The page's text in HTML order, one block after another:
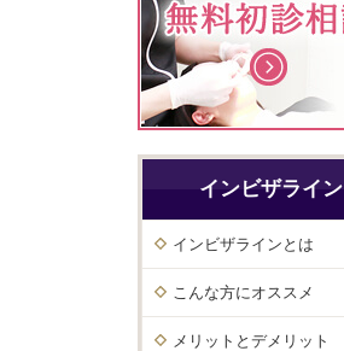
インビザライン
インビザラインとは
こんな方にオススメ
メリットとデメリット